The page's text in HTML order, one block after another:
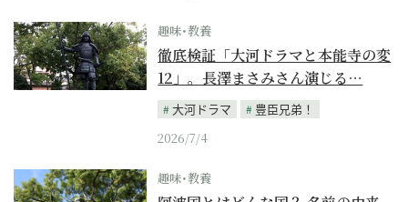
趣味･教養
徹底検証「大河ドラマと本能寺の変
12」。長澤まさみさん演じる…
大河ドラマ
豊臣兄弟！
2026/7/4
趣味･教養